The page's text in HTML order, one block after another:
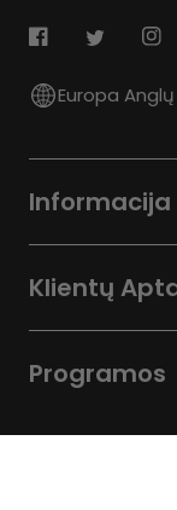
Europa
Informacija
Klientų
Programos